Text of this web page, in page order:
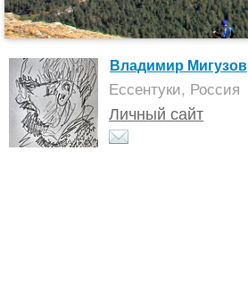
Владимир Мигузов
Ессентуки, Россия
Личный сайт